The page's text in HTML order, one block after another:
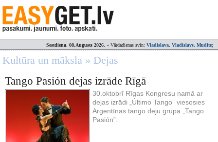
Sestdiena, 08.Augusts 2026. » Vārdadienas svin: Vladislava, Vladislavs, Mudīte;
Kultūra un māksla » Dejas
Tango Pasión dejas izrāde Rīgā
30.oktobrī Rīgas Kongresu namā ar
dejas izrādi „Último Tango” viesosies
Argentīnas tango deju grupa „Tango
Pasión”.